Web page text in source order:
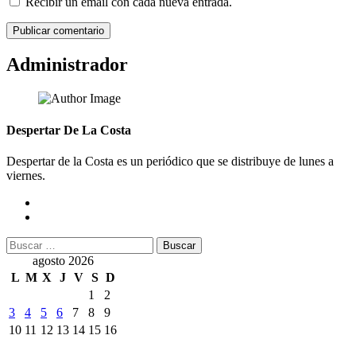
Administrador
Despertar De La Costa
Despertar de la Costa es un periódico que se distribuye de lunes a
viernes.
Buscar:
agosto 2026
L M X J V S D
1
2
3
4 5 6 7 8
9
10 11 12 13 14 15 16